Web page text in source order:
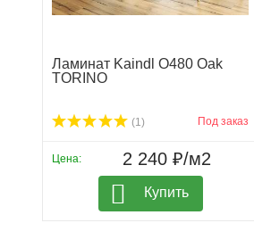
Ламинат Kaindl O480 Oak
TORINO
(1) Под заказ
Цена: 2 240 ₽/м2
Купить